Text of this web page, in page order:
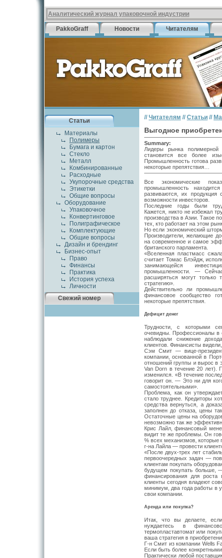
Аналитический журнал упаковочной индустрии
PakkoGraff Новости Читателям
Статьи
Материалы
Полимеры
Бумага и картон
Стекло
Металл
Комбинированные
Расходные
Укупорочные средства
Этикетки
Общие вопросы
Оборудование
Упаковочное
Конвертинговое
Полиграфическое
Комплектующие
Общие вопросы
Дизайн и брендинг
Бизнес-опыт
Право
Финансы
Практика
История успеха
Личности
Свежий номер
// Читателям // Статьи //
Выгодное
Summary:
Лидеры рынка полимерной
становится все более
Промышленность готова
некоторые препятствия…
Все экономические
промышленность
развиваются, их продукция
возможности инвесторов.
Последние годы были
Кажется, никто не избежал
производства в Азии. Такое
тех, кто работает на этом
Но если экономический
Производители, желающие
на современное и самое
британского парламента.
«Вселенная пластмасс
считает Томас Блэйдж,
занимающейся
промышленности. —
расширяться могут только
стратегию».
Действительно ли
финансовое сообщество
некоторые препятствия.
Дефицит денег
Трудности, с которыми
очевидны. Профессионалы в
наблюдали снижение
клиентов. Финансисты
Сэм Смит — вице-
компании, основанной в
отношений группы и вырос в
Van Dorn в течение 20 лет).
изменился. «В течение
говорит он. — Это ни для
самостоятельными».
Проблема, как он
стало труднее. Кредиторы
средства вернуться, а
заполнен до отказа, цены
Остаточные цены на
невозможно так же
Крис Лайл, финансовый
видит те же проблемы. Он
% всех механизмов, которые
г-на Лайла — провести
«После двух-трех лет
первоочередных задач —
клиентам покупать
будущем покупать больше,
финансирования для роста
клиенты сегодня владеют
минимум, два года работы в
свои компании.
Аренда или покупка?
Итак, что вы делаете,
нуждаетесь в
термопластавтомат или
ваша стратегия в
Г-н Смит из компании Wells
Если быть более
Практически любой